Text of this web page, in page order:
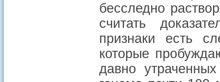
бесследно
считать
признаки есть
которые
давно